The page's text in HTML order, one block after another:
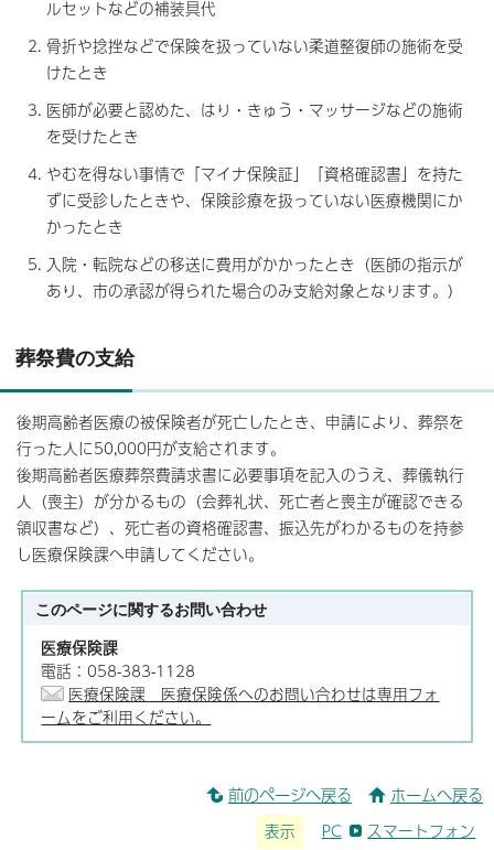
ルセットなどの補装具代
骨折や捻挫などで保険を扱っていない柔道整復師の施術を受
けたとき
医師が必要と認めた、はり・きゅう・マッサージなどの施術
を受けたとき
やむを得ない事情で「マイナ保険証」「資格確認書」を持た
ずに受診したときや、保険診療を扱っていない医療機関にか
かったとき
入院・転院などの移送に費用がかかったとき（医師の指示が
あり、市の承認が得られた場合のみ支給対象となります。）
葬祭費の支給
後期高齢者医療の被保険者が死亡したとき、申請により、葬祭を
行った人に50,000円が支給されます。
後期高齢者医療葬祭費請求書に必要事項を記入のうえ、葬儀執行
人（喪主）が分かるもの（会葬礼状、死亡者と喪主が確認できる
領収書など）、死亡者の資格確認書、振込先がわかるものを持参
し医療保険課へ申請してください。
このページに関するお問い合わせ
医療保険課
電話：058-383-1128
医療保険課 医療保険係へのお問い合わせは専用フォ
ームをご利用ください。
前のページへ戻る ホームへ戻る
表示 PC スマートフォン